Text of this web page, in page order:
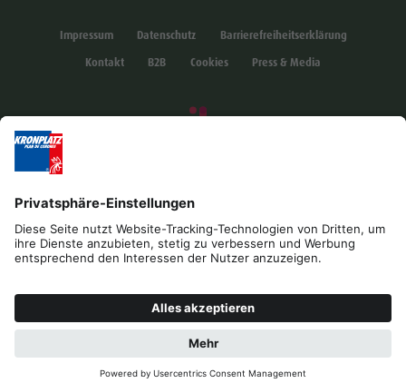
Impressum Datenschutz
Barrierefreiheitserklärung
Kontakt
B2B Cookies Press & Media